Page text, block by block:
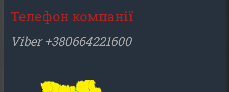
Телефон компанії
Viber +380664221600